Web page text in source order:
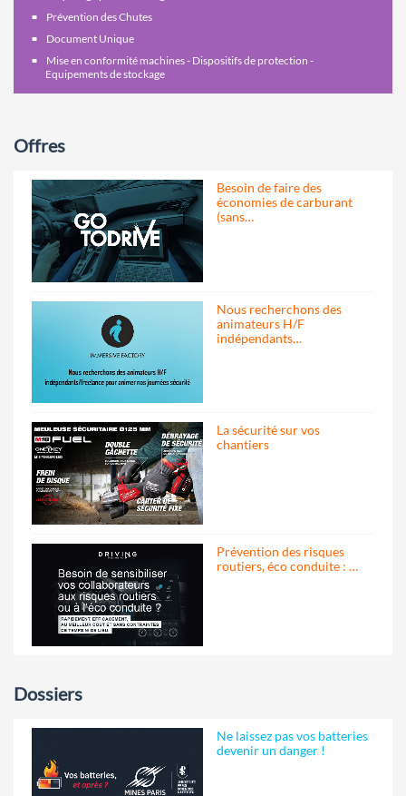
Prévention des Chutes
Document Unique
Mise en conformité machines - Dispositifs de protection -
Equipements de stockage
Offres
Besoin de faire des
économies de carburant
(sans…
Nous recherchons des
animateurs H/F
indépendants…
La sécurité sur vos
chantiers
Prévention des risques
routiers, éco conduite : …
Dossiers
Ne laissez pas vos batteries
devenir un danger !